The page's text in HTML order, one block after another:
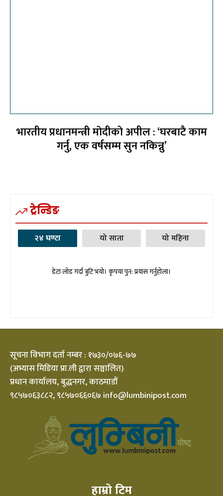
भारतीय प्रधानमन्त्री माेदीकाे अपील : ‘घरबाटै काम
गर्नु, एक वर्षसम्म सुन नकिन्नु’
ट्रेन्डिङ
२४ घण्टा यो साता यो महिना
डेटा लोड गर्दा त्रुटि भयो। कृपया पुन: प्रयास गर्नुहोला।
सूचना विभाग दर्ता नम्बर : १७३०/०७६-७७
(अभ्यास मिडिया प्रा.ली द्वारा सञ्चालित)
प्रधान कार्यालय, बुद्धनगर, काठमाडौं
९८५७०६३८८२, ९८५७०६६०६७ info@lumbinipost.com
हाम्रो टिम